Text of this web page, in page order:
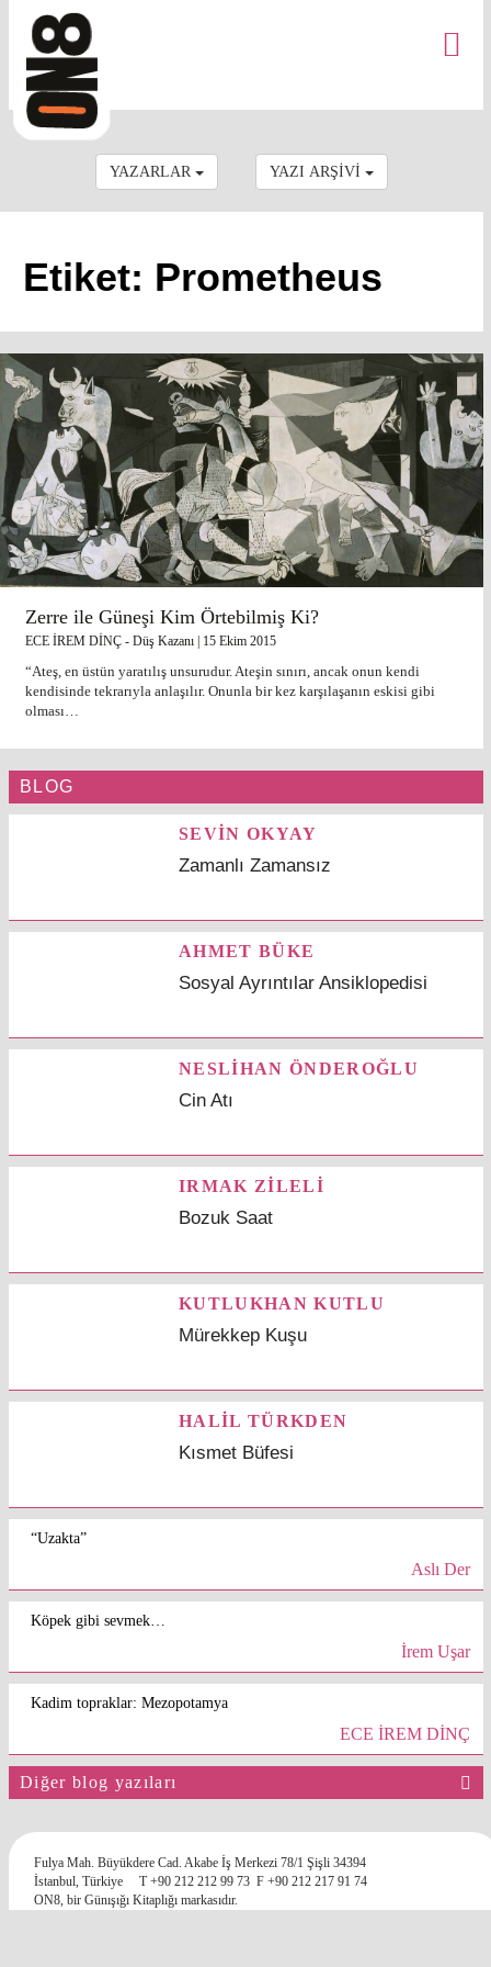
YAZARLAR YAZI ARŞİVİ
Etiket: Prometheus
Zerre ile Güneşi Kim Örtebilmiş Ki?
ECE İREM DİNÇ - Düş Kazanı | 15 Ekim 2015
“Ateş, en üstün yaratılış unsurudur. Ateşin sınırı, ancak onun kendi
kendisinde tekrarıyla anlaşılır. Onunla bir kez karşılaşanın eskisi gibi
olması…
BLOG
SEVİN OKYAY
Zamanlı Zamansız
AHMET BÜKE
Sosyal Ayrıntılar Ansiklopedisi
NESLİHAN ÖNDEROĞLU
Cin Atı
IRMAK ZİLELİ
Bozuk Saat
KUTLUKHAN KUTLU
Mürekkep Kuşu
HALİL TÜRKDEN
Kısmet Büfesi
“Uzakta”
Aslı Der
Köpek gibi sevmek…
İrem Uşar
Kadim topraklar: Mezopotamya
ECE İREM DİNÇ
Diğer blog yazıları
Fulya Mah. Büyükdere Cad. Akabe İş Merkezi 78/1 Şişli 34394
İstanbul, Türkiye
T +90 212 212 99 73 F +90 212 217 91 74
ON8, bir Günışığı Kitaplığı markasıdır.